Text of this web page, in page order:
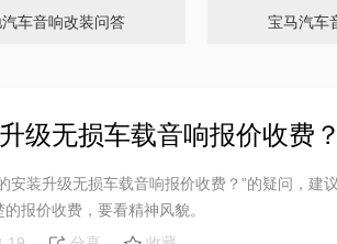
车音响改装问答 宝马汽车
级无损车载音响报价收费
安装升级无损车载音响报价收费？”的疑问，
报价收费，要看精神风貌。